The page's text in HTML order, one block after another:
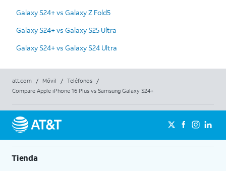
Galaxy S24+ vs Galaxy Z Fold5
Galaxy S24+ vs Galaxy S25 Ultra
Galaxy S24+ vs Galaxy S24 Ultra
att.com / Móvil / Teléfonos
/
Compare Apple iPhone 16 Plus vs Samsung Galaxy S24+
Tienda